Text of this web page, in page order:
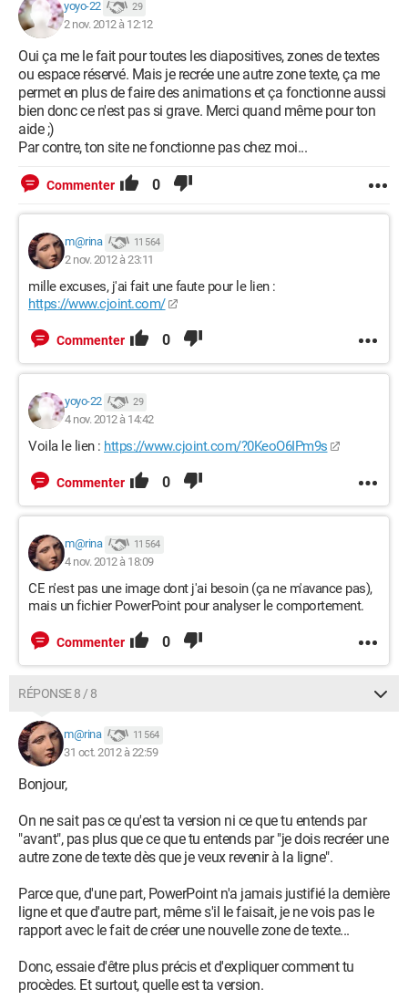
yoyo-22 29
2 nov. 2012 à 12:12
Oui ça me le fait pour toutes les diapositives, zones de textes
ou espace réservé. Mais je recrée une autre zone texte, ça me
permet en plus de faire des animations et ça fonctionne aussi
bien donc ce n'est pas si grave. Merci quand même pour ton
aide ;)
Par contre, ton site ne fonctionne pas chez moi...
Commenter 0
m@rina 11 564
2 nov. 2012 à 23:11
mille excuses, j'ai fait une faute pour le lien :
https://www.cjoint.com/
Commenter 0
yoyo-22 29
4 nov. 2012 à 14:42
Voila le lien : https://www.cjoint.com/?0KeoO6IPm9s
Commenter 0
m@rina 11 564
4 nov. 2012 à 18:09
CE n'est pas une image dont j'ai besoin (ça ne m'avance pas),
mais un fichier PowerPoint pour analyser le comportement.
Commenter 0
RÉPONSE 8 / 8
m@rina 11 564
31 oct. 2012 à 22:59
Bonjour,
On ne sait pas ce qu'est ta version ni ce que tu entends par
"avant", pas plus que ce que tu entends par "je dois recréer une
autre zone de texte dès que je veux revenir à la ligne".
Parce que, d'une part, PowerPoint n'a jamais justifié la dernière
ligne et que d'autre part, même s'il le faisait, je ne vois pas le
rapport avec le fait de créer une nouvelle zone de texte...
Donc, essaie d'être plus précis et d'expliquer comment tu
procèdes. Et surtout, quelle est ta version.